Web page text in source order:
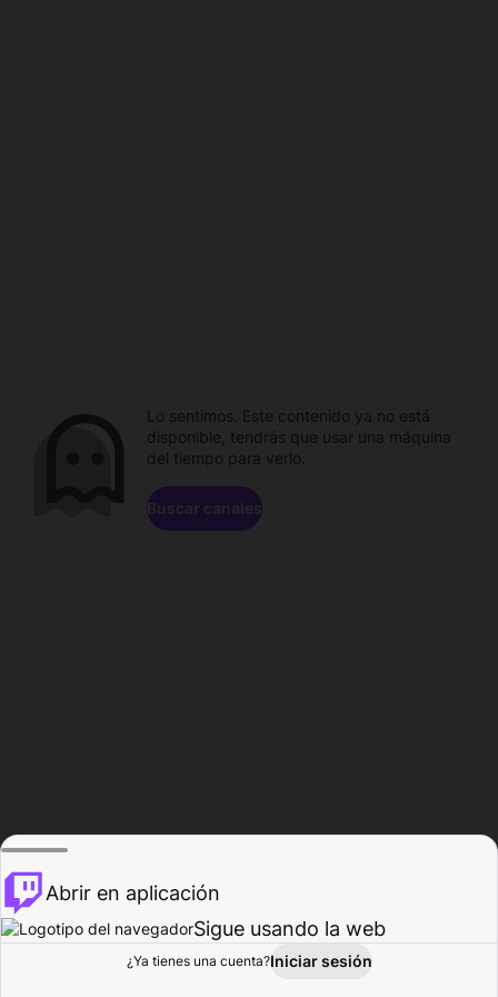
Explorar Actividad
Lo sentimos. Este contenido ya no está
disponible, tendrás que usar una máquina
del tiempo para verlo.
Buscar canales
Abrir en aplicación
Sigue usando la web
¿Ya tienes una cuenta?Iniciar sesión